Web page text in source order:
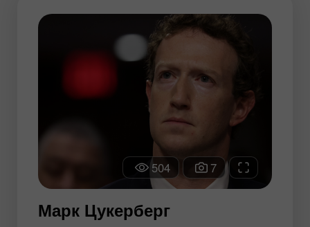
504 7
Марк Цукерберг